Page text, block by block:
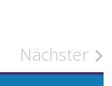
Nächster